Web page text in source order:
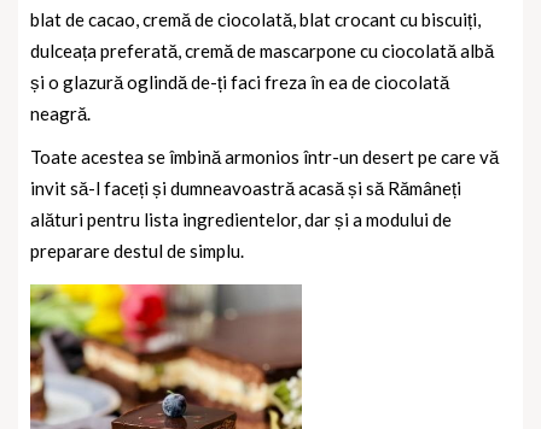
blat de cacao, cremă de ciocolată, blat crocant cu biscuiți,
dulceața preferată, cremă de mascarpone cu ciocolată albă
și o glazură oglindă de-ți faci freza în ea de ciocolată
neagră.
Toate acestea se îmbină armonios într-un desert pe care vă
invit să-l faceți și dumneavoastră acasă și să Rămâneți
alături pentru lista ingredientelor, dar și a modului de
preparare destul de simplu.